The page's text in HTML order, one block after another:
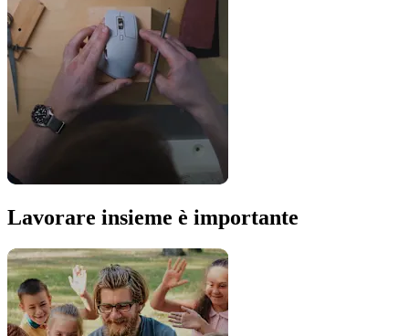
Lavorare insieme è importante